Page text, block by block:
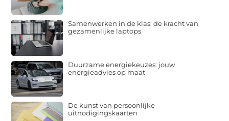
Samenwerken in de klas: de kracht van
gezamenlijke laptops
Duurzame energiekeuzes: jouw
energieadvies op maat
De kunst van persoonlijke
uitnodigingskaarten